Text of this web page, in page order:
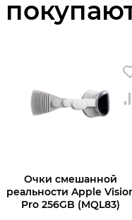
Очки смешанной
реальности Apple
Pro 256GB (MQL83)